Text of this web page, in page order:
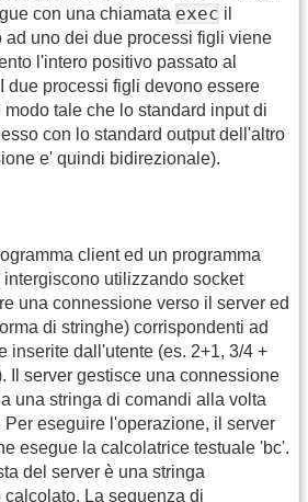
con una chiamata exec il
ad uno dei due processi figli viene
l'intero positivo passato al
due processi figli devono essere
tale che lo standard input di
con lo standard output dell'altro
e' quindi bidirezionale).
client ed un programma
intergiscono utilizzando socket
una connessione verso il server ed
di stringhe) corrispondenti ad
inserite dall'utente (es. 2+1, 3/4 +
Il server gestisce una connessione
una stringa di comandi alla volta
eseguire l'operazione, il server
esegue la calcolatrice testuale 'bc'.
del server è una stringa
La sequenza di